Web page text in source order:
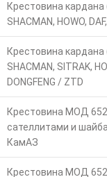
Крестовина
SHACMAN, HOWO,
Крестовина
SHACMAN, SITRAK,
DONGFENG / ZTD
Крестовина МОД
сателлитами и
КамАЗ
Крестовина МОД